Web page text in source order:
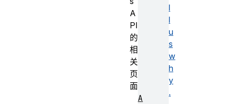
l
l
u
s
w
h
y
.
A
PI
的
相
关
页
面
A